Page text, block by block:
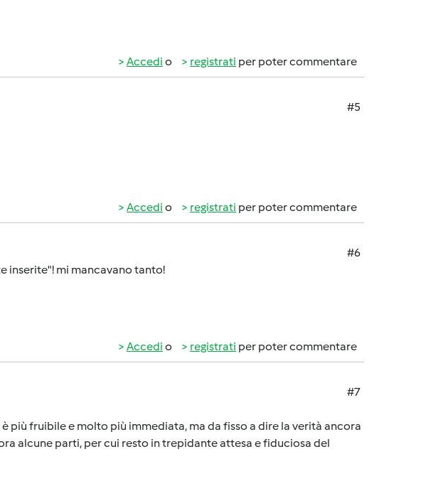
Accedi o registrati per poter commentare
#5
Accedi o registrati per poter commentare
#6
inserite"! mi mancavano tanto!
Accedi o registrati per poter commentare
#7
più fruibile e molto più immediata, ma da fisso a dire la verità ancora
alcune parti, per cui resto in trepidante attesa e fiduciosa del